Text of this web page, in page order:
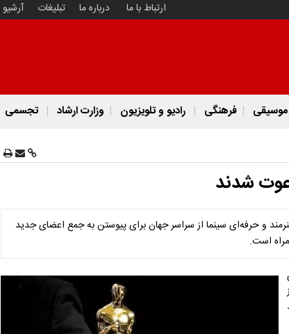
ارتباط با ما درباره ما تبلیغات آرشیو
موسیقی فرهنگی رادیو و تلویزیون وزارت ارشاد تجسمی
علوم و هنرهای سینمایی اسکار از ۵۲۹ هنرمند و حرفه‌ای سینما از سراسر جهان برای پیوستن به جمع اعضای جدید